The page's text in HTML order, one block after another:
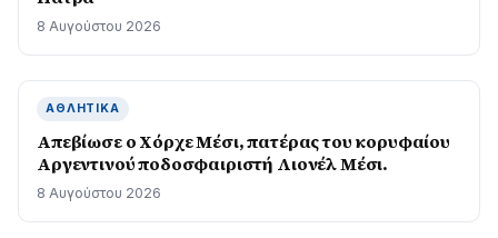
8 Αυγούστου 2026
ΑΘΛΗΤΙΚΆ
Απεβίωσε ο Χόρχε Μέσι, πατέρας του κορυφαίου
Αργεντινού ποδοσφαιριστή Λιονέλ Μέσι.
8 Αυγούστου 2026